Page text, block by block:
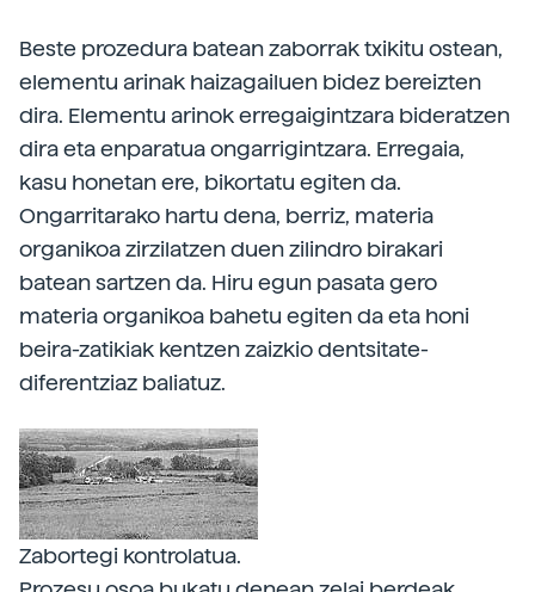
Beste prozedura batean zaborrak txikitu ostean,
elementu arinak haizagailuen bidez bereizten
dira. Elementu arinok erregaigintzara bideratzen
dira eta enparatua ongarrigintzara. Erregaia,
kasu honetan ere, bikortatu egiten da.
Ongarritarako hartu dena, berriz, materia
organikoa zirzilatzen duen zilindro birakari
batean sartzen da. Hiru egun pasata gero
materia organikoa bahetu egiten da eta honi
beira-zatikiak kentzen zaizkio dentsitate-
diferentziaz baliatuz.
Zabortegi kontrolatua.